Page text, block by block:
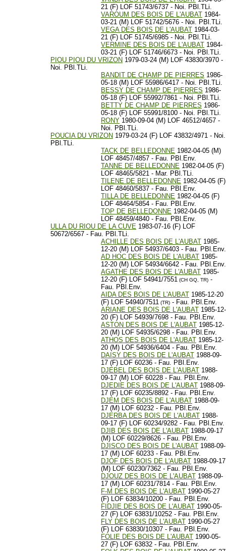
21 (F) LOF 51743/6737 - Noi. PBl.TLi.
VAROUM DES BOIS DE L'AUBAT 1984-
03-21 (M) LOF 51742/5676 - Noi. PBl.TLi.
VEGA DES BOIS DE L'AUBAT 1984-03-
21 (F) LOF 51745/6985 - Noi. PBl.TLi.
VERMINE DES BOIS DE L'AUBAT 1984-
03-21 (F) LOF 51746/6673 - Noi. PBl.TLi.
PIOU PIOU DU VRIZON 1979-03-24 (M) LOF 43830/3970 -
Noi. PBl.TLi.
BANDIT DE CHAMP DE PIERRES 1986-
05-18 (M) LOF 55986/6417 - Noi. PBl.TLi.
BESSY DE CHAMP DE PIERRES 1986-
05-18 (F) LOF 55992/7861 - Noi. PBl.TLi.
BETTY DE CHAMP DE PIERRES 1986-
05-18 (F) LOF 55991/8100 - Noi. PBl.TLi.
RONY 1980-09-04 (M) LOF 46512/4657 -
Noi. PBl.TLi.
POUCIA DU VRIZON 1979-03-24 (F) LOF 43832/4971 - Noi.
PBl.TLi.
TACK DE BELLEDONNE 1982-04-05 (M)
LOF 48457/4857 - Fau. PBl.Env.
TANNE DE BELLEDONNE 1982-04-05 (F)
LOF 48465/5821 - Mar. PBl.TLi.
TILENE DE BELLEDONNE 1982-04-05 (F)
LOF 48460/5837 - Fau. PBl.Env.
TILLA DE BELLEDONNE 1982-04-05 (F)
LOF 48464/5854 - Fau. PBl.Env.
TOP DE BELLEDONNE 1982-04-05 (M)
LOF 48459/4840 - Fau. PBl.Env.
ULLA DU RIOU DE LA CUVE 1983-07-16 (F) LOF
50672/6567 - Fau. PBl.TLi.
ACHILLE DES BOIS DE L'AUBAT 1985-
12-20 (M) LOF 54937/6403 - Fau. PBl.Env.
AD HOC DES BOIS DE L'AUBAT 1985-
12-20 (M) LOF 54934/6642 - Fau. PBl.Env.
AGATHE DES BOIS DE L'AUBAT 1985-
12-20 (F) LOF 54941/7551 (CH GQ, TR) -
Fau. PBl.Env.
AIDA DES BOIS DE L'AUBAT 1985-12-20
(F) LOF 54940/7511 (TR) - Fau. PBl.Env.
ARIANE DES BOIS DE L'AUBAT 1985-12-
20 (F) LOF 54939/7698 - Fau. PBl.Env.
ASTON DES BOIS DE L'AUBAT 1985-12-
20 (M) LOF 54935/6298 - Fau. PBl.Env.
ATHOS DES BOIS DE L'AUBAT 1985-12-
20 (M) LOF 54936/6404 - Fau. PBl.Env.
DAISY DES BOIS DE L'AUBAT 1988-09-
17 (F) LOF 60236 - Fau. PBl.Env.
DJEBEL DES BOIS DE L'AUBAT 1988-
09-17 (M) LOF 60228 - Fau. PBl.Env.
DJEDIE DES BOIS DE L'AUBAT 1988-09-
17 (F) LOF 60235/8892 - Fau. PBl.Env.
DJEM DES BOIS DE L'AUBAT 1988-09-
17 (M) LOF 60232 - Fau. PBl.Env.
DJERBA DES BOIS DE L'AUBAT 1988-
09-17 (F) LOF 60234/9282 - Fau. PBl.Env.
DJIB DES BOIS DE L'AUBAT 1988-09-17
(M) LOF 60229/8626 - Fau. PBl.Env.
DJISCO DES BOIS DE L'AUBAT 1988-09-
17 (M) LOF 60233 - Fau. PBl.Env.
DJOF DES BOIS DE L'AUBAT 1988-09-17
(M) LOF 60230/7362 - Fau. PBl.Env.
DJOUZ DES BOIS DE L'AUBAT 1988-09-
17 (M) LOF 60231/7814 - Fau. PBl.Env.
F-M DES BOIS DE L'AUBAT 1990-05-27
(F) LOF 63834/10200 - Fau. PBl.Env.
FIDJIE DES BOIS DE L'AUBAT 1990-05-
27 (F) LOF 63831/10252 - Fau. PBl.Env.
FLY DES BOIS DE L'AUBAT 1990-05-27
(F) LOF 63830/10307 - Fau. PBl.Env.
FOLIE DES BOIS DE L'AUBAT 1990-05-
27 (F) LOF 63832 - Fau. PBl.Env.